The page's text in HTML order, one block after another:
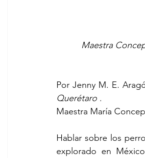
Maestra
Por Jenny M. E.
Querétaro .
Maestra María
Hablar sobre los
explorado en